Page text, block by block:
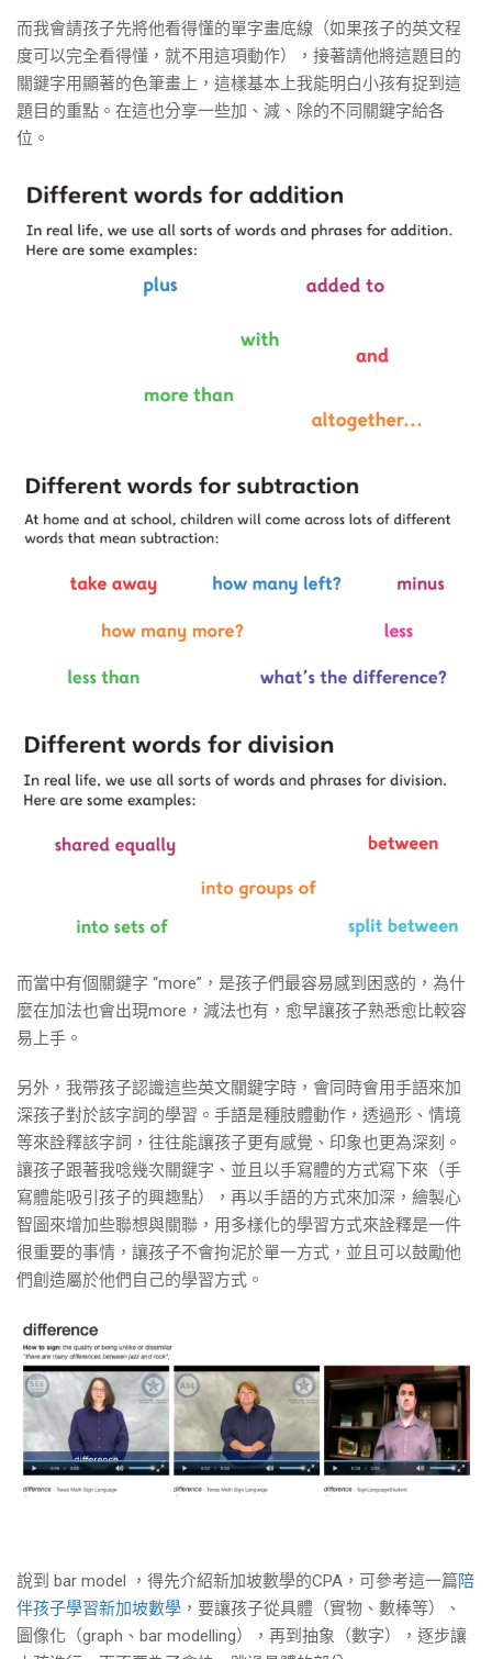
而我會請孩子先將他看得懂的單字畫底線（如果孩子的英文程
度可以完全看得懂，就不用這項動作），接著請他將這題目的
關鍵字用顯著的色筆畫上，這樣基本上我能明白小孩有捉到這
題目的重點。在這也分享一些加、減、除的不同關鍵字給各
位。
而當中有個關鍵字 “more”，是孩子們最容易感到困惑的，為什
麼在加法也會出現more，減法也有，愈早讓孩子熟悉愈比較容
易上手。
另外，我帶孩子認識這些英文關鍵字時，會同時會用手語來加
深孩子對於該字詞的學習。手語是種肢體動作，透過形、情境
等來詮釋該字詞，往往能讓孩子更有感覺、印象也更為深刻。
讓孩子跟著我唸幾次關鍵字、並且以手寫體的方式寫下來（手
寫體能吸引孩子的興趣點），再以手語的方式來加深，繪製心
智圖來增加些聯想與關聯，用多樣化的學習方式來詮釋是一件
很重要的事情，讓孩子不會拘泥於單一方式，並且可以鼓勵他
們創造屬於他們自己的學習方式。
說到 bar model ，得先介紹新加坡數學的CPA，可參考這一篇陪
伴孩子學習新加坡數學 ，要讓孩子從具體（實物、數棒等）、
圖像化（graph、bar modelling），再到抽象（數字），逐步讓